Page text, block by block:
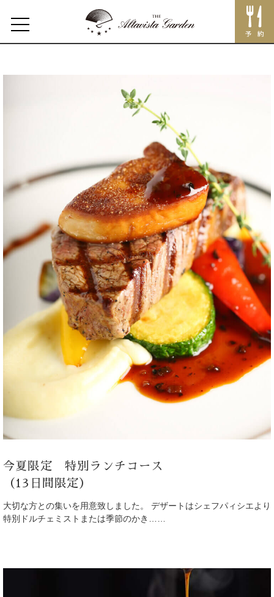
イベント
メニュー
Lunch
Dinner
Bar
Private Room
Wedding
Party
ギャラリー
アクセス
採用情報
Event
今夏限定 特別ランチコース
（13日間限定）
大切な方との集いを用意致しました。 デザートはシェフパィシエより
特別ドルチェミストまたは季節のかき……